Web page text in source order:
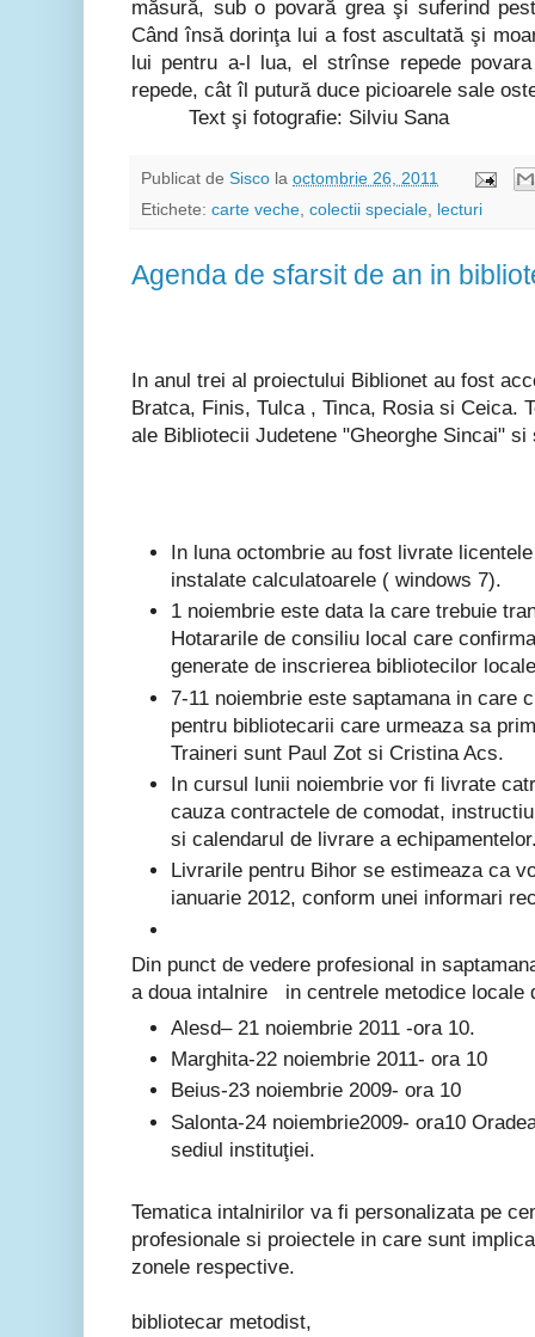
măsură, sub o povară grea şi suferind
Când însă dorinţa lui a fost ascultată şi
lui pentru a-l lua, el strînse repede
repede, cât îl putură duce picioarele sale
Text şi fotografie: Silviu Sana
Publicat de Sisco la octombrie 26, 2011
Etichete: carte veche, colectii speciale, lecturi
Agenda de sfarsit de an in
In anul trei al proiectului Biblionet au fost
Bratca, Finis, Tulca , Tinca, Rosia si Ceica.
ale Bibliotecii Judetene "Gheorghe Sincai" si
In luna octombrie au fost livrate
instalate calculatoarele ( windows 7).
1 noiembrie este data la care trebuie
Hotararile de consiliu local care
generate de inscrierea bibliotecilor
7-11 noiembrie este saptamana in care
pentru bibliotecarii care urmeaza sa
Traineri sunt Paul Zot si Cristina Acs.
In cursul lunii noiembrie vor fi livrate
cauza contractele de comodat,
si calendarul de livrare a
Livrarile pentru Bihor se estimeaza ca
ianuarie 2012, conform unei informari
Din punct de vedere profesional in
a doua intalnire in centrele metodice locale
Alesd– 21 noiembrie 2011 -ora 10.
Marghita-22 noiembrie 2011- ora 10
Beius-23 noiembrie 2009- ora 10
Salonta-24 noiembrie2009- ora10
sediul instituţiei.
Tematica intalnirilor va fi personalizata pe
profesionale si proiectele in care sunt
zonele respective.
bibliotecar metodist,